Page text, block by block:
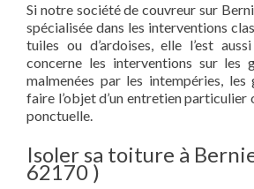
Si notre société de couvreur sur
spécialisée dans les interventions
tuiles ou d’ardoises, elle l’est
concerne les interventions sur les
malmenées par les intempéries,
faire l’objet d’un entretien particulier
ponctuelle.
Isoler sa toiture à
62170 )